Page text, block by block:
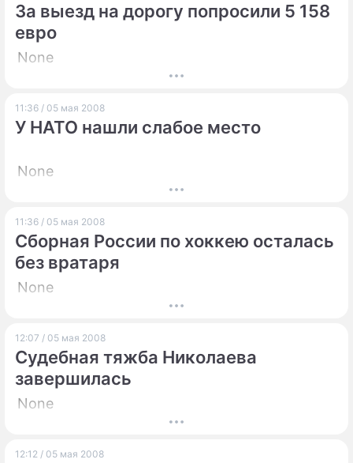
За выезд на дорогу попросили 5 158
евро
None
11:36 / 05 мая 2008
У НАТО нашли слабое место
None
11:36 / 05 мая 2008
Сборная России по хоккею осталась
без вратаря
None
12:07 / 05 мая 2008
Судебная тяжба Николаева
завершилась
None
12:12 / 05 мая 2008